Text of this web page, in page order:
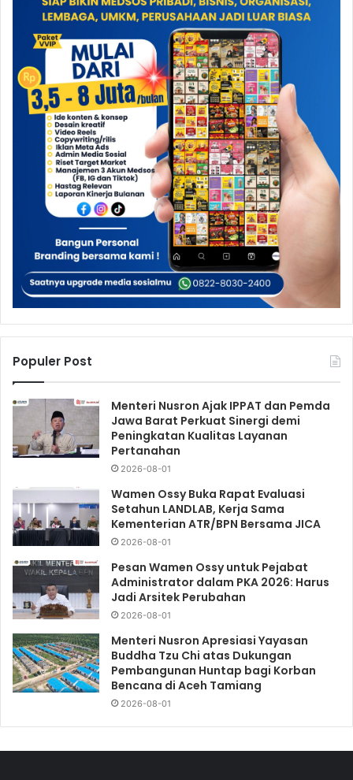
Populer Post
Menteri Nusron Ajak IPPAT dan Pemda
Jawa Barat Perkuat Sinergi demi
Peningkatan Kualitas Layanan
Pertanahan
2026-08-01
Wamen Ossy Buka Rapat Evaluasi
Setahun LANDLAB, Kerja Sama
Kementerian ATR/BPN Bersama JICA
2026-08-01
Pesan Wamen Ossy untuk Pejabat
Administrator dalam PKA 2026: Harus
Jadi Arsitek Perubahan
2026-08-01
Menteri Nusron Apresiasi Yayasan
Buddha Tzu Chi atas Dukungan
Pembangunan Huntap bagi Korban
Bencana di Aceh Tamiang
2026-08-01